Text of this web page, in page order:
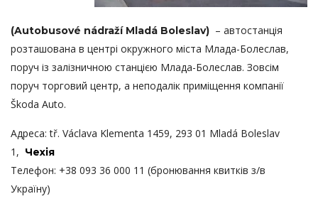
(Autobusové nádraží Mladá Boleslav) – автостанція
розташована в центрі окружного міста Млада-Болеслав,
поруч із залізничною станцією Млада-Болеслав. Зовсім
поруч торговий центр, а неподалік приміщення компанії
Škoda Auto.
Адреса: tř. Václava Klementa 1459, 293 01 Mladá Boleslav
1, Чехія
Телефон: +38 093 36 000 11 (бронювання квитків з/в
Україну)